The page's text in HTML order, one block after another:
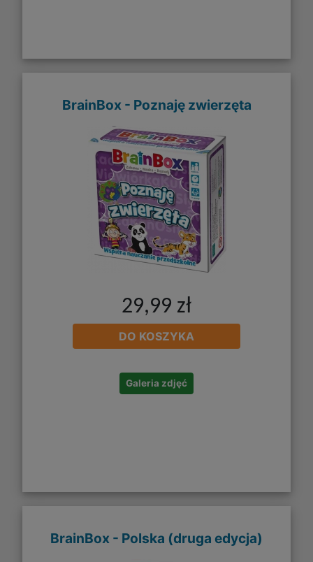
BrainBox - Poznaję zwierzęta
29,99 zł
DO KOSZYKA
Galeria zdjęć
BrainBox - Polska (druga edycja)